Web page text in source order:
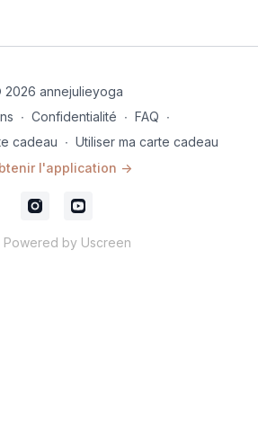
2026 annejulieyoga
∙ Confidentialité ∙ FAQ ∙
cadeau ∙ Utiliser ma carte cadeau
l'application ->
Powered by Uscreen